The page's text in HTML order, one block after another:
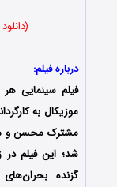
درباره فیلم:
فیلم سینمایی
موزیکال به
شد؛ این فیلم در
گزنده